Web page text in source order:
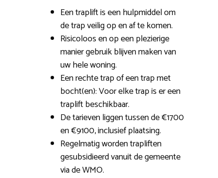
Een traplift is een hulpmiddel om
de trap veilig op en af te komen.
Risicoloos en op een plezierige
manier gebruik blijven maken van
uw hele woning.
Een rechte trap of een trap met
bocht(en): Voor elke trap is er een
traplift beschikbaar.
De tarieven liggen tussen de €1700
en €9100, inclusief plaatsing.
Regelmatig worden trapliften
gesubsidieerd vanuit de gemeente
via de WMO.